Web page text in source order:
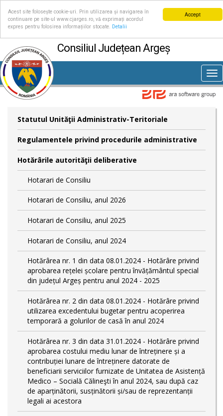
Accept
Acest site folosește cookie-uri. Prin utilizarea și navigarea în
continuare pe site-ul www.cjarges.ro, vă exprimați acordul
expres pentru folosirea informațiilor stocate.
Detalii
Consiliul Județean Argeș
Statutul Unităţii Administrativ-Teritoriale
Regulamentele privind procedurile administrative
Hotărârile autorităţii deliberative
Hotarari de Consiliu
Hotarari de Consiliu, anul 2026
Hotarari de Consiliu, anul 2025
Hotarari de Consiliu, anul 2024
Hotărârea nr. 1 din data 08.01.2024 - Hotărâre privind
aprobarea rețelei școlare pentru învățământul special
din județul Argeș pentru anul 2024 - 2025
Hotărârea nr. 2 din data 08.01.2024 - Hotărâre privind
utilizarea excedentului bugetar pentru acoperirea
temporară a golurilor de casă în anul 2024
Hotărârea nr. 3 din data 31.01.2024 - Hotărâre privind
aprobarea costului mediu lunar de întreținere și a
contribuției lunare de întreținere datorate de
beneficiarii serviciilor furnizate de Unitatea de Asistență
Medico – Socială Călineşti în anul 2024, sau după caz
de aparținătorii, susținătorii și/sau de reprezentanții
legali ai acestora